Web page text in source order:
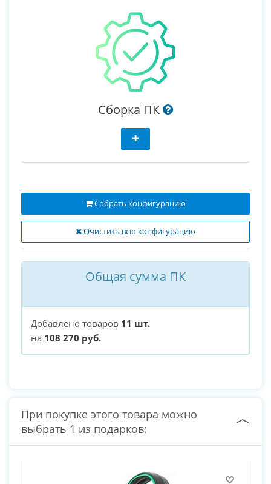
Сборка ПК
Очистить всю конфигурацию
Собрать конфигурацию
Общая сумма ПК
Добавлено товаров 11 шт.
на 108 270 руб.
При покупке этого товара можно
выбрать 1 из подарков: